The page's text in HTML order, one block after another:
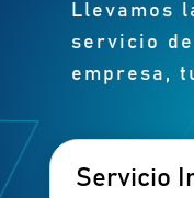
Llevamos
servicio
empresa,
Servicio